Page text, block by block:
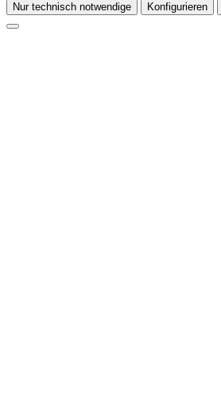
Nur technisch notwendige Konfigurieren